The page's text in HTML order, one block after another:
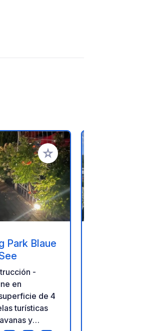
Añadir a tus favoritos
Park Blaue
-
en
de 4
turísticas
y